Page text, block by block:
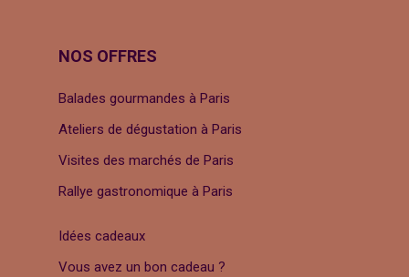
NOS OFFRES
Balades gourmandes à Paris
Ateliers de dégustation à Paris
Visites des marchés de Paris
Rallye gastronomique à Paris
Idées cadeaux
Vous avez un bon cadeau ?